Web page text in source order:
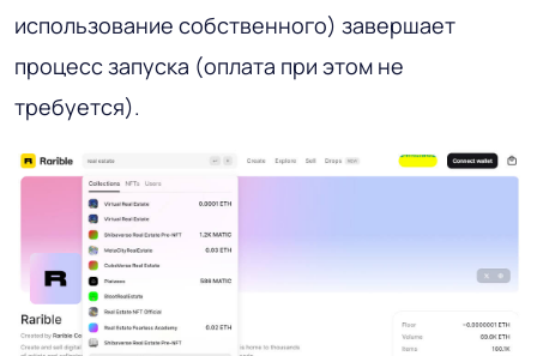
использование собственного) завершает
процесс запуска (оплата при этом не
требуется).